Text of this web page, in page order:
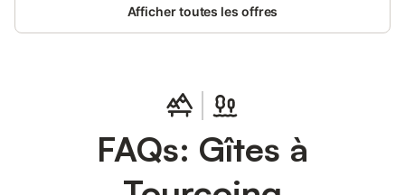
en étages supérieurs desservies par escaliers uniquement. Elles
ne sont pas accessibles aux personnes à mobilité réduite.
Afficher toutes les offres
FAQs: Gîtes à